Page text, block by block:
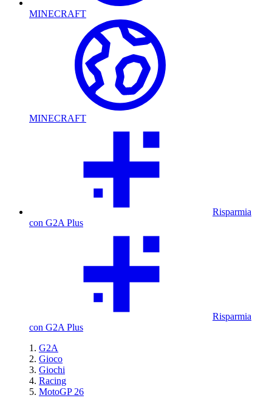
MINECRAFT
MINECRAFT
Risparmia
con G2A Plus
Risparmia
con G2A Plus
G2A
Gioco
Giochi
Racing
MotoGP 26